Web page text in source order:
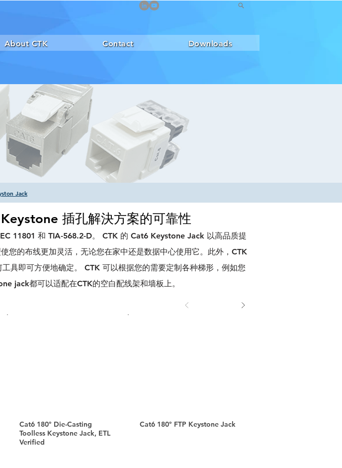
About CTK Contact Downloads
Jack
插孔解決方案的可靠性
11801 和 TIA-568.2-D。 CTK 的 Cat6 Keystone Jack 以高品质提
您的布线更加灵活，无论您在家中还是数据中心使用它。此外，CTK
具即可方便地确定。 CTK 可以根据您的需要定制各种梯形，例如您
jack都可以适配在CTK的空白配线架和墙板上。
Cat6 180° Die-Casting
Toolless Keystone Jack, ETL
Verified
Cat6 180° FTP Keystone Jack